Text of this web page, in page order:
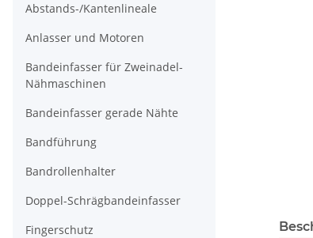
Abstands-/Kantenlineale
Anlasser und Motoren
Bandeinfasser für Zweinadel-
Nähmaschinen
Bandeinfasser gerade Nähte
Bandführung
Bandrollenhalter
Doppel-Schrägbandeinfasser
Fingerschutz